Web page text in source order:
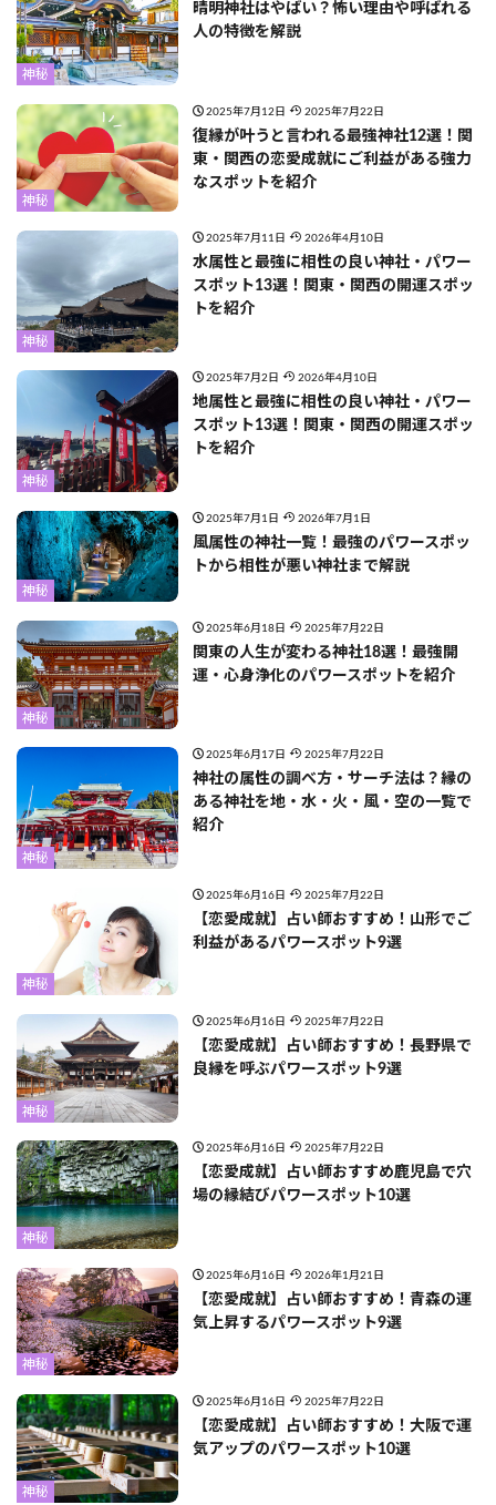
神秘
晴明神社はやばい？怖い理由や呼ばれる
人の特徴を解説
神秘
2025年7月12日 2025年7月22日
復縁が叶うと言われる最強神社12選！関
東・関西の恋愛成就にご利益がある強力
なスポットを紹介
神秘
2025年7月11日 2026年4月10日
水属性と最強に相性の良い神社・パワー
スポット13選！関東・関西の開運スポッ
トを紹介
神秘
2025年7月2日 2026年4月10日
地属性と最強に相性の良い神社・パワー
スポット13選！関東・関西の開運スポッ
トを紹介
神秘
2025年7月1日 2026年7月1日
風属性の神社一覧！最強のパワースポッ
トから相性が悪い神社まで解説
神秘
2025年6月18日 2025年7月22日
関東の人生が変わる神社18選！最強開
運・心身浄化のパワースポットを紹介
神秘
2025年6月17日 2025年7月22日
神社の属性の調べ方・サーチ法は？縁の
ある神社を地・水・火・風・空の一覧で
紹介
神秘
2025年6月16日 2025年7月22日
【恋愛成就】占い師おすすめ！山形でご
利益があるパワースポット9選
神秘
2025年6月16日 2025年7月22日
【恋愛成就】占い師おすすめ！長野県で
良縁を呼ぶパワースポット9選
神秘
2025年6月16日 2025年7月22日
【恋愛成就】占い師おすすめ鹿児島で穴
場の縁結びパワースポット10選
神秘
2025年6月16日 2026年1月21日
【恋愛成就】占い師おすすめ！青森の運
気上昇するパワースポット9選
神秘
2025年6月16日 2025年7月22日
【恋愛成就】占い師おすすめ！大阪で運
気アップのパワースポット10選